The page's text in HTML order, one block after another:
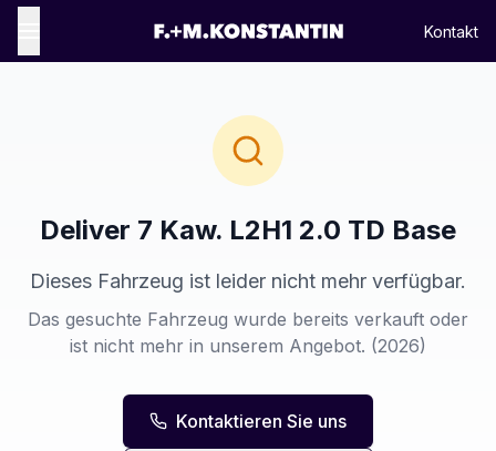
Kontakt
Deliver 7 Kaw. L2H1 2.0 TD Base
Dieses Fahrzeug ist leider nicht mehr verfügbar.
Das gesuchte Fahrzeug wurde bereits verkauft oder
ist nicht mehr in unserem Angebot. (2026)
Kontaktieren Sie uns